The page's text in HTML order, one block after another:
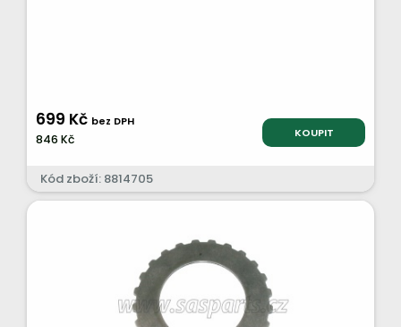
699 Kč bez DPH
846 Kč KOUPIT
Kód zboží: 8814705